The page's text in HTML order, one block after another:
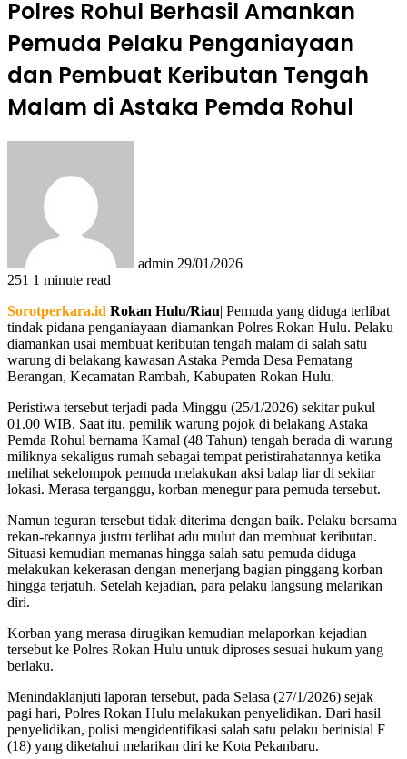
Polres Rohul Berhasil Amankan
Pemuda Pelaku Penganiayaan
dan Pembuat Keributan Tengah
Malam di Astaka Pemda Rohul
admin 29/01/2026
251 1 minute read
Sorotperkara.id Rokan Hulu/Riau| Pemuda yang diduga terlibat
tindak pidana penganiayaan diamankan Polres Rokan Hulu. Pelaku
diamankan usai membuat keributan tengah malam di salah satu
warung di belakang kawasan Astaka Pemda Desa Pematang
Berangan, Kecamatan Rambah, Kabupaten Rokan Hulu.
Peristiwa tersebut terjadi pada Minggu (25/1/2026) sekitar pukul
01.00 WIB. Saat itu, pemilik warung pojok di belakang Astaka
Pemda Rohul bernama Kamal (48 Tahun) tengah berada di warung
miliknya sekaligus rumah sebagai tempat peristirahatannya ketika
melihat sekelompok pemuda melakukan aksi balap liar di sekitar
lokasi. Merasa terganggu, korban menegur para pemuda tersebut.
Namun teguran tersebut tidak diterima dengan baik. Pelaku bersama
rekan-rekannya justru terlibat adu mulut dan membuat keributan.
Situasi kemudian memanas hingga salah satu pemuda diduga
melakukan kekerasan dengan menerjang bagian pinggang korban
hingga terjatuh. Setelah kejadian, para pelaku langsung melarikan
diri.
Korban yang merasa dirugikan kemudian melaporkan kejadian
tersebut ke Polres Rokan Hulu untuk diproses sesuai hukum yang
berlaku.
Menindaklanjuti laporan tersebut, pada Selasa (27/1/2026) sejak
pagi hari, Polres Rokan Hulu melakukan penyelidikan. Dari hasil
penyelidikan, polisi mengidentifikasi salah satu pelaku berinisial F
(18) yang diketahui melarikan diri ke Kota Pekanbaru.